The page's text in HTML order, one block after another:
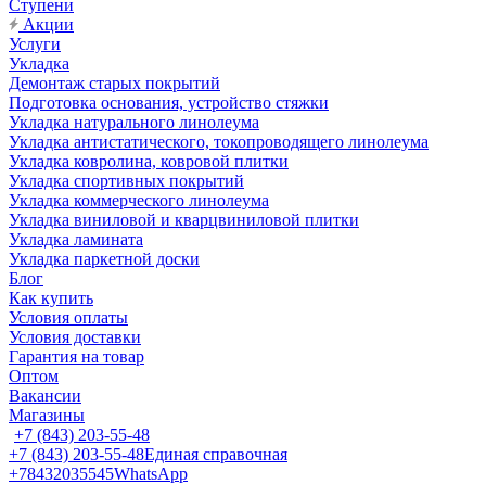
Ступени
Акции
Услуги
Укладка
Демонтаж старых покрытий
Подготовка основания, устройство стяжки
Укладка натурального линолеума
Укладка антистатического, токопроводящего линолеума
Укладка ковролина, ковровой плитки
Укладка спортивных покрытий
Укладка коммерческого линолеума
Укладка виниловой и кварцвиниловой плитки
Укладка ламината
Укладка паркетной доски
Блог
Как купить
Условия оплаты
Условия доставки
Гарантия на товар
Оптом
Вакансии
Магазины
+7 (843) 203-55-48
+7 (843) 203-55-48Единая справочная
+78432035545WhatsApp